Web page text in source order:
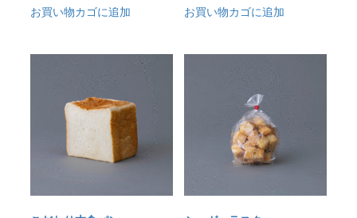
お買い物カゴに追加 お買い物カゴに追加